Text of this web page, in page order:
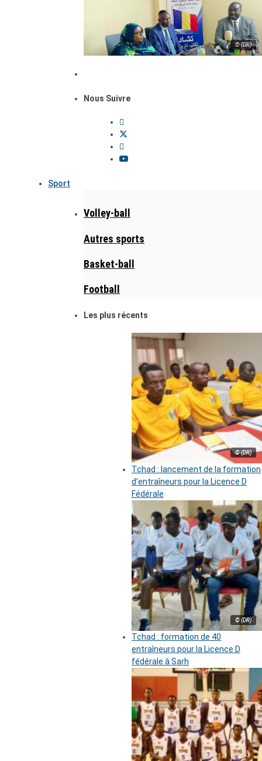
© (DR)
Nous Suivre
Sport
Volley-ball
Autres sports
Basket-ball
Football
Les plus récents
© (DR)
Tchad : lancement de la formation
d’entraîneurs pour la Licence D
Fédérale
© (DR)
Tchad : formation de 40
entraîneurs pour la Licence D
fédérale à Sarh